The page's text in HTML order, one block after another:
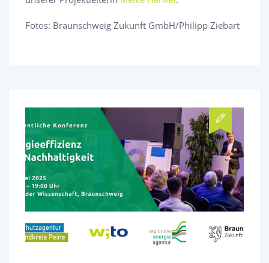
Fotos: Braunschweig Zukunft GmbH/Philipp Ziebart